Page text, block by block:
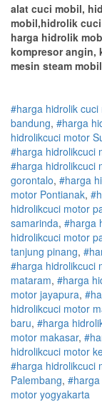
alat cuci mobil,
mobil,hidrolik
harga hidrolik
kompresor angin,
mesin steam
#harga hidrolik
bandung, #harga
hidrolikcuci motor
#harga hidrolikcuci
#harga hidrolikcuci
gorontalo, #harga
motor Pontianak, #
hidrolikcuci motor
samarinda, #harga
hidrolikcuci motor
tanjung pinang, #
#harga hidrolikcuci
mataram, #harga
motor jayapura, #
hidrolikcuci motor
baru, #harga
motor makasar, #
hidrolikcuci motor
#harga hidrolikcuci
Palembang, #
motor yogyakarta